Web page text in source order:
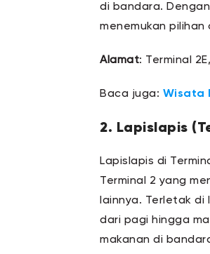
di bandara.
menemukan
Alamat: Terminal
Baca juga: Wisata
2. Lapislapis
Lapislapis di
Terminal 2 yang
lainnya. Terletak
dari pagi hingga
makanan di